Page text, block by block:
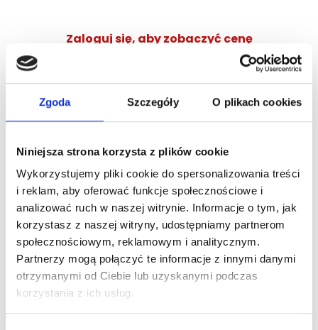
Zgoda Szczegóły O plikach cookies
Niniejsza strona korzysta z plików cookie
Wykorzystujemy pliki cookie do spersonalizowania treści
i reklam, aby oferować funkcje społecznościowe i
analizować ruch w naszej witrynie. Informacje o tym, jak
korzystasz z naszej witryny, udostępniamy partnerom
społecznościowym, reklamowym i analitycznym.
Partnerzy mogą połączyć te informacje z innymi danymi
otrzymanymi od Ciebie lub uzyskanymi podczas
korzystania z ich usług.
Zaloguj się, aby zobaczyć cenę
DOLCE&GABBANA DEVOTION POUR HOMME EDP
woda perfumowana
Dlaczego warto?
Oryginalny produkt z autoryzowanej
dystrybucji
Wysyłka 24h z magazynu w Polsce